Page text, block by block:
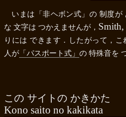
いまは「非ヘボン式」の 制度が
な 文字は つかえませんが，
りには できます．したがって，
人が 「パスポート式」 の 特殊音を
この サイトの かきかた
Kono saito no kakikata